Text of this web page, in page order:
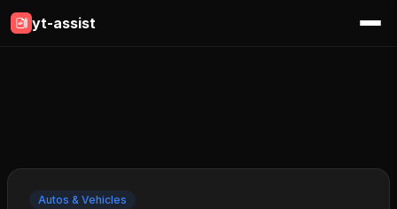
yt-assist
Autos & Vehicles